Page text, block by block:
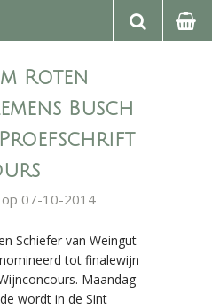
Roten
Busch
op 07-10-2014
Schiefer van Weingut
tot finalewijn
Maandag
wordt in de Sint